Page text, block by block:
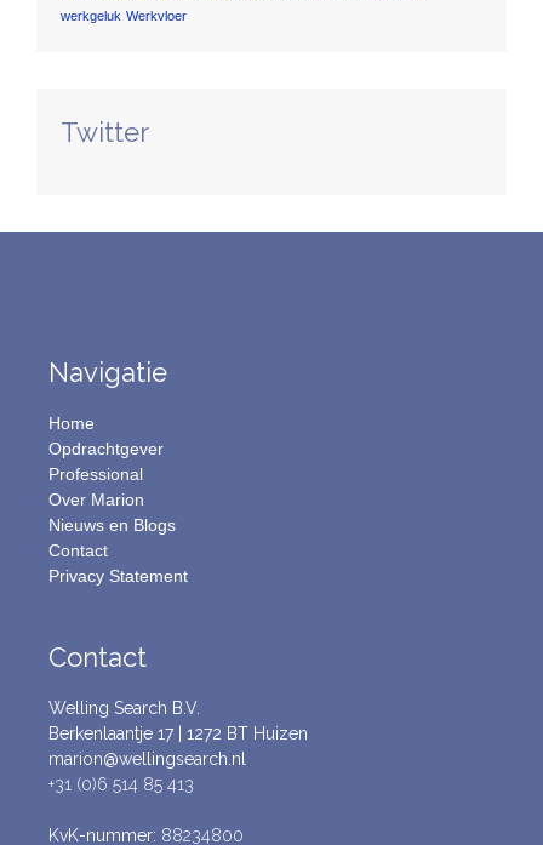
werkgeluk Werkvloer
Twitter
Navigatie
Home
Opdrachtgever
Professional
Over Marion
Nieuws en Blogs
Contact
Privacy Statement
Contact
Welling Search B.V.
Berkenlaantje 17 | 1272 BT Huizen
marion@wellingsearch.nl
+31 (0)6 514 85 413
KvK-nummer: 88234800